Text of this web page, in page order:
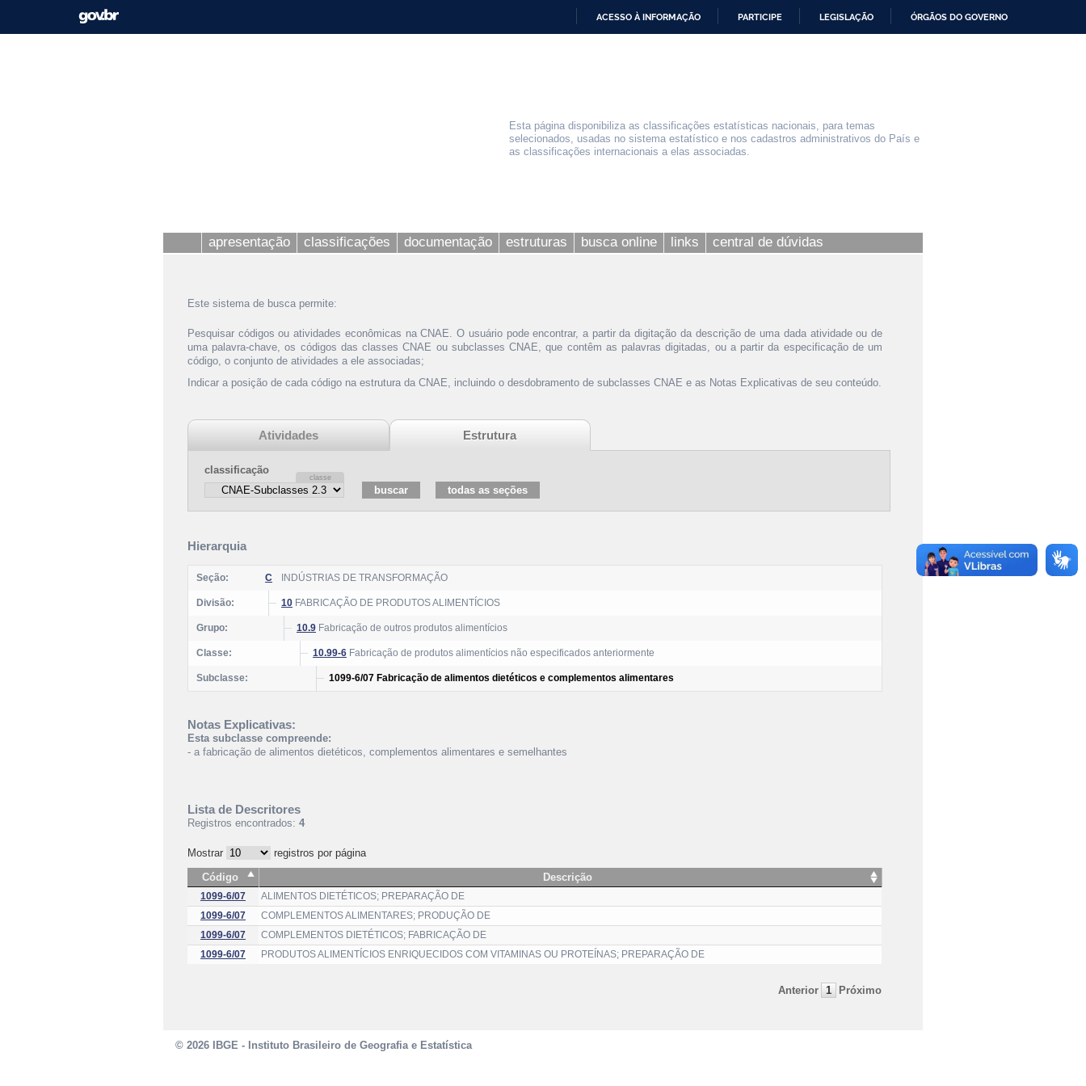
ACESSO À INFORMAÇÃO PARTICIPE LEGISLAÇÃO ÓRGÃOS DO GOVERNO
Esta página disponibiliza as classificações estatísticas nacionais, para temas
selecionados, usadas no sistema estatístico e nos cadastros administrativos do País e
as classificações internacionais a elas associadas.
apresentação classificações documentação estruturas busca online links central de dúvidas
Este sistema de busca permite:
Pesquisar códigos ou atividades econômicas na CNAE. O usuário pode encontrar, a partir da digitação da descrição de uma dada atividade ou de
uma palavra-chave, os códigos das classes CNAE ou subclasses CNAE, que contêm as palavras digitadas, ou a partir da especificação de um
código, o conjunto de atividades a ele associadas;
Indicar a posição de cada código na estrutura da CNAE, incluindo o desdobramento de subclasses CNAE e as Notas Explicativas de seu conteúdo.
Atividades Estrutura
classificação
Hierarquia
Seção: C INDÚSTRIAS DE TRANSFORMAÇÃO
Divisão: 10 FABRICAÇÃO DE PRODUTOS ALIMENTÍCIOS
Grupo: 10.9 Fabricação de outros produtos alimentícios
Classe: 10.99-6 Fabricação de produtos alimentícios não especificados anteriormente
Subclasse: 1099-6/07 Fabricação de alimentos dietéticos e complementos alimentares
Notas Explicativas:
Esta subclasse compreende:
- a fabricação de alimentos dietéticos, complementos alimentares e semelhantes
Lista de Descritores
Registros encontrados: 4
Mostrar
registros por página
Código
Descrição
1099-6/07
ALIMENTOS DIETÉTICOS; PREPARAÇÃO DE
1099-6/07
COMPLEMENTOS ALIMENTARES; PRODUÇÃO DE
1099-6/07
COMPLEMENTOS DIETÉTICOS; FABRICAÇÃO DE
1099-6/07
PRODUTOS ALIMENTÍCIOS ENRIQUECIDOS COM VITAMINAS OU PROTEÍNAS; PREPARAÇÃO DE
Anterior 1 Próximo
© 2026 IBGE - Instituto Brasileiro de Geografia e Estatística